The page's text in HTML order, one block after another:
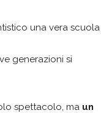
una vera scuola
generazioni si
spettacolo, ma un